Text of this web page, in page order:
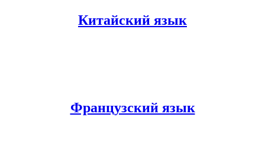
Китайский язык
Французский язык